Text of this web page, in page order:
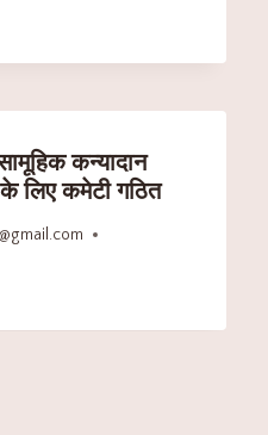
कन्यादान
लिए कमेटी गठित